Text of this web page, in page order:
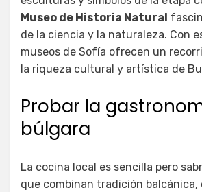
Museo de Historia Natural
de la ciencia y la naturaleza. Con
museos de Sofía ofrecen un
la riqueza cultural y artística de
Probar la
búlgara
La cocina local es sencilla pero
que combinan tradición balcánica,